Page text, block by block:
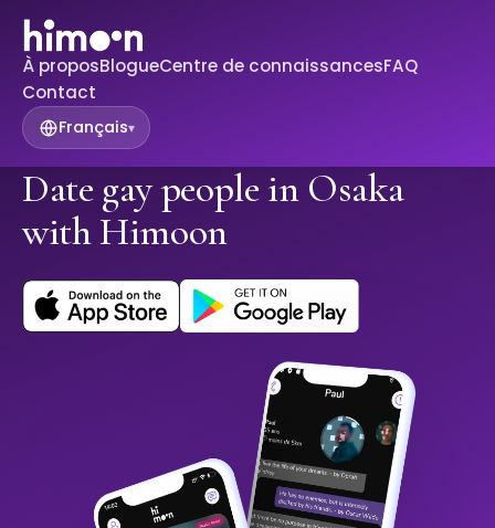
À proposBlogueCentre de connaissancesFAQ
Contact
Français▾
Date gay people in Osaka
with Himoon